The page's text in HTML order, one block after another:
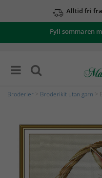
Alltid fri
Fyll sommaren
Broderier Broderikit utan garn >